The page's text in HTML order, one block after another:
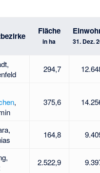
Fläche
in ha 31. Dez.
294,7
,
375,6
164,8
2.522,9